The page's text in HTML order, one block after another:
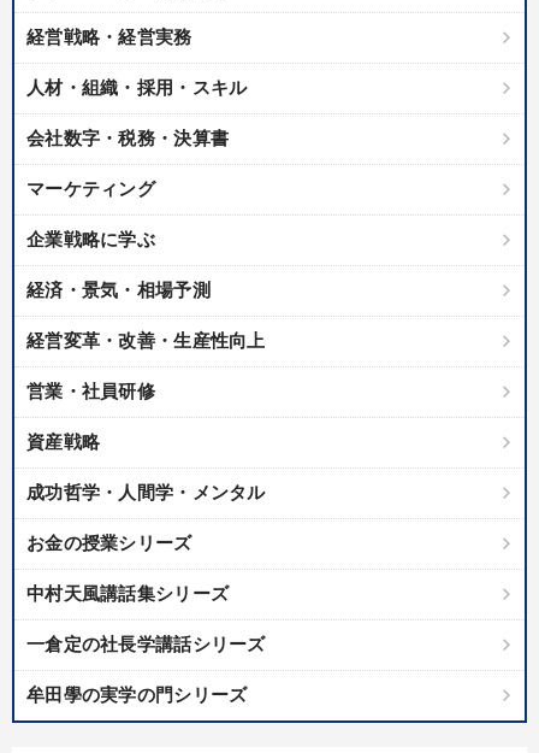
経営戦略・経営実務
人材・組織・採用・スキル
会社数字・税務・決算書
マーケティング
企業戦略に学ぶ
経済・景気・相場予測
経営変革・改善・生産性向上
営業・社員研修
資産戦略
成功哲学・人間学・メンタル
お金の授業シリーズ
中村天風講話集シリーズ
一倉定の社長学講話シリーズ
牟田學の実学の門シリーズ